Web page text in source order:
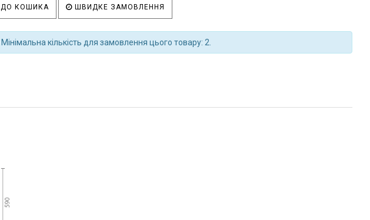
ДО КОШИКА ШВИДКЕ ЗАМОВЛЕННЯ
Мінімальна кількість для замовлення цього товару: 2.